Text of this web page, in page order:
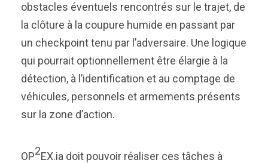
obstacles éventuels rencontrés sur le trajet, de
la clôture à la coupure humide en passant par
un checkpoint tenu par l’adversaire. Une logique
qui pourrait optionnellement être élargie à la
détection, à l’identification et au comptage de
véhicules, personnels et armements présents
sur la zone d’action.
OP2EX.ia doit pouvoir réaliser ces tâches à